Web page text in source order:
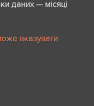
даних — місяці
вказувати